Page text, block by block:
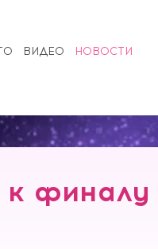
ВИДЕО
НОВОСТИ
к финалу